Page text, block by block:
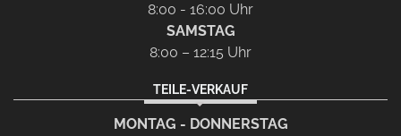
8:00 - 16:00 Uhr
SAMSTAG
8:00 – 12:15 Uhr
TEILE-VERKAUF
MONTAG - DONNERSTAG